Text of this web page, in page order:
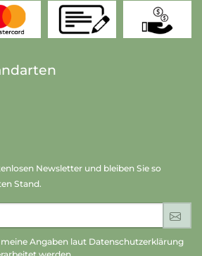
Newsletter und bleiben Sie so
Stand.
meine Angaben laut Datenschutzerklärung